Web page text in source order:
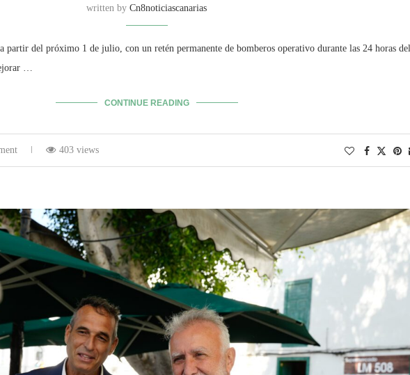
written byCn8noticiascanarias
partir del próximo 1 de julio, con un retén permanente de bomberos operativo durante las 24 horas del
…
CONTINUE READING
403 views